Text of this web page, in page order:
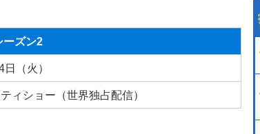
ーズン2
（火）
ィショー（世界独占配信）